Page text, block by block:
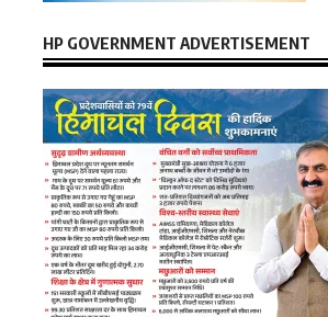
HP GOVERNMENT ADVERTISEMENT